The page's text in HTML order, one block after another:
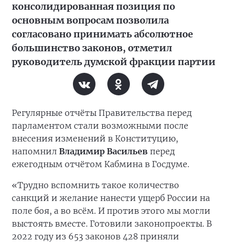
консолидированная позиция по
основным вопросам позволила
согласовано принимать абсолютное
большинство законов, отметил
руководитель думской фракции партии
Регулярные отчёты Правительства перед
парламентом стали возможными после
внесения изменений в Конституцию,
напомнил Владимир Васильев перед
ежегодным отчётом Кабмина в Госдуме.
«Трудно вспомнить такое количество
санкций и желание нанести ущерб России на
поле боя, а во всём. И против этого мы могли
выстоять вместе. Готовили законопроекты. В
2022 году из 653 законов 428 приняли